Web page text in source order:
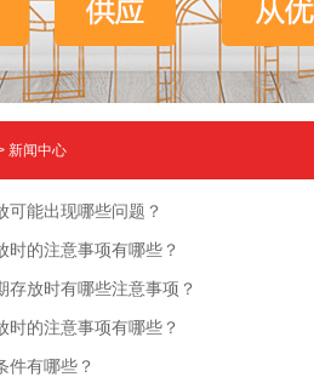
新闻中心
可能出现哪些问题？
时的注意事项有哪些？
存放时有哪些注意事项？
时的注意事项有哪些？
件有哪些？